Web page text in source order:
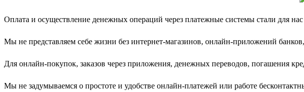
Оплата и осуществление денежных операций через платежные системы стали для
Мы не представляем себе жизни без интернет-магазинов, онлайн-приложений
Для онлайн-покупок, заказов через приложения, денежных переводов, погашения
Мы не задумываемся о простоте и удобстве онлайн-платежей или работе